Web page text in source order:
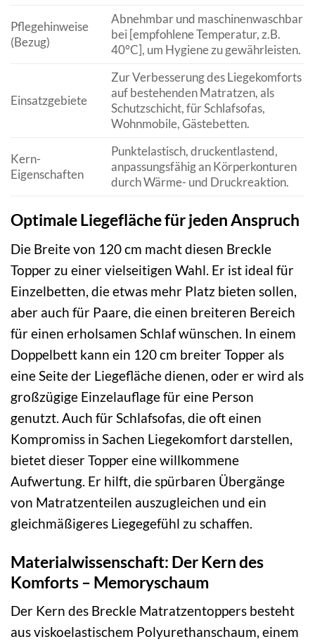
Pflegehinweise
(Bezug)
Abnehmbar und maschinenwaschbar
bei [empfohlene Temperatur, z.B.
40°C], um Hygiene zu gewährleisten.
Einsatzgebiete
Zur Verbesserung des Liegekomforts
auf bestehenden Matratzen, als
Schutzschicht, für Schlafsofas,
Wohnmobile, Gästebetten.
Kern-
Eigenschaften
Punktelastisch, druckentlastend,
anpassungsfähig an Körperkonturen
durch Wärme- und Druckreaktion.
Optimale Liegefläche für jeden Anspruch
Die Breite von 120 cm macht diesen Breckle
Topper zu einer vielseitigen Wahl. Er ist ideal für
Einzelbetten, die etwas mehr Platz bieten sollen,
aber auch für Paare, die einen breiteren Bereich
für einen erholsamen Schlaf wünschen. In einem
Doppelbett kann ein 120 cm breiter Topper als
eine Seite der Liegefläche dienen, oder er wird als
großzügige Einzelauflage für eine Person
genutzt. Auch für Schlafsofas, die oft einen
Kompromiss in Sachen Liegekomfort darstellen,
bietet dieser Topper eine willkommene
Aufwertung. Er hilft, die spürbaren Übergänge
von Matratzenteilen auszugleichen und ein
gleichmäßigeres Liegegefühl zu schaffen.
Materialwissenschaft: Der Kern des
Komforts – Memoryschaum
Der Kern des Breckle Matratzentoppers besteht
aus viskoelastischem Polyurethanschaum, einem